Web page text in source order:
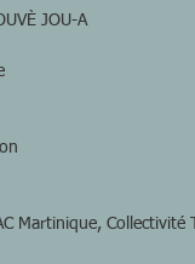
JOU-A
Martinique,